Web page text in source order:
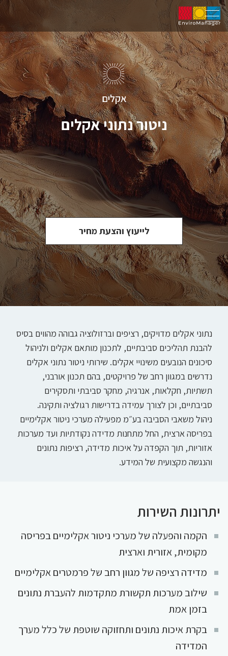
אקלים
ניטור נתוני אקלים
לייעוץ והצעת מחיר
נתוני אקלים מדויקים, רציפים וברזולוציה גבוהה מהווים בסיס
להבנת תהליכים סביבתיים, לתכנון מותאם אקלים ולניהול
סיכונים הנובעים משינויי אקלים. שירותי ניטור נתוני אקלים
נדרשים במגוון רחב של פרויקטים, בהם תכנון אורבני,
תשתיות, חקלאות, אנרגיה, מחקר סביבתי ותסקירים
סביבתיים, וכן לצורך עמידה בדרישות רגולציה ותקינה.
ניהול משאבי הסביבה בע״מ מפעילה מערכי ניטור אקלימיים
בפריסה ארצית, החל מתחנות מדידה נקודתיות ועד מערכות
אזוריות, תוך הקפדה על איכות מדידה, רציפות נתונים
והנגשה מקצועית של המידע.
יתרונות השירות
הקמה והפעלה של מערכי ניטור אקלימיים בפריסה
מקומית, אזורית וארצית
מדידה רציפה של מגוון רחב של פרמטרים אקלימיים
שילוב מערכות תקשורת מתקדמות להעברת נתונים
בזמן אמת
בקרת איכות נתונים ותחזוקה שוטפת של כלל מערך
המדידה